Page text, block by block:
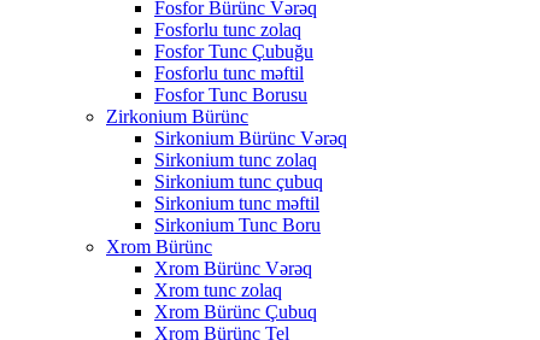
Fosfor Bürünc Vərəq
Fosforlu tunc zolaq
Fosfor Tunc Çubuğu
Fosforlu tunc məftil
Fosfor Tunc Borusu
Zirkonium Bürünc
Sirkonium Bürünc Vərəq
Sirkonium tunc zolaq
Sirkonium tunc çubuq
Sirkonium tunc məftil
Sirkonium Tunc Boru
Xrom Bürünc
Xrom Bürünc Vərəq
Xrom tunc zolaq
Xrom Bürünc Çubuq
Xrom Bürünc Tel